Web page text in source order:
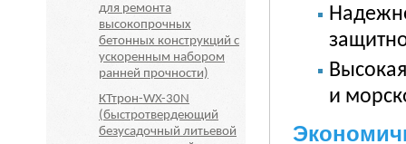
для ремонта
высокопрочных
бетонных конструкций с
ускоренным набором
ранней прочности)
КТтрон-WX-30N
(быстротвердеющий
безусадочный литьевой
и